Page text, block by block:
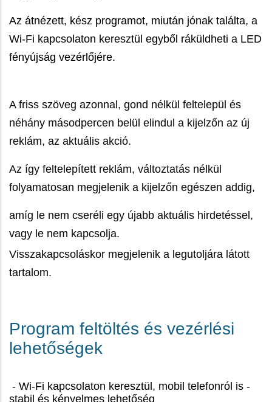
Az átnézett, kész programot, miután jónak találta, a
Wi-Fi kapcsolaton keresztül egyből ráküldheti a LED
fényújság vezérlőjére.
A friss szöveg azonnal, gond nélkül feltelepül és
néhány másodpercen belül elindul a kijelzőn az új
reklám, az aktuális akció.
Az így feltelepített reklám, változtatás nélkül
folyamatosan megjelenik a kijelzőn egészen addig,
amíg le nem cseréli egy újabb aktuális hirdetéssel,
vagy le nem kapcsolja.
Visszakapcsoláskor megjelenik a legutoljára látott
tartalom.
Program feltöltés és vezérlési
lehetőségek
- Wi-Fi kapcsolaton keresztül, mobil telefonról is -
stabil és kényelmes lehetőség